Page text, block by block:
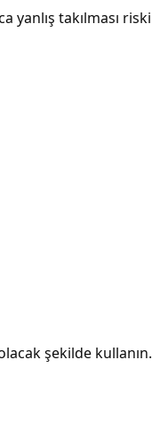
takılması
şekilde kullanın.